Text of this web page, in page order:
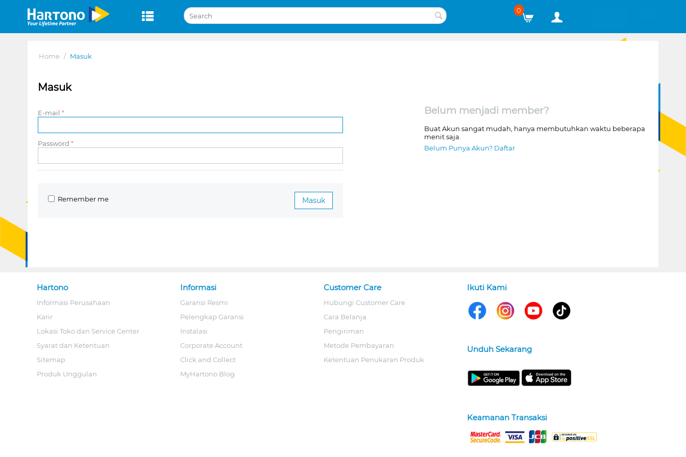
0
Home / Masuk
Masuk
E-mail
Password
Masuk
Remember me
Belum menjadi member?
Buat Akun sangat mudah, hanya membutuhkan waktu beberapa
menit saja.
Belum Punya Akun? Daftar
Hartono
Informasi Perusahaan
Karir
Lokasi Toko dan Service Center
Syarat dan Ketentuan
Sitemap
Produk Unggulan
Informasi
Garansi Resmi
Pelengkap Garansi
Instalasi
Corporate Account
Click and Collect
MyHartono Blog
Customer Care
Hubungi Customer Care
Cara Belanja
Pengiriman
Metode Pembayaran
Ketentuan Penukaran Produk
Ikuti Kami
Unduh Sekarang
Keamanan Transaksi